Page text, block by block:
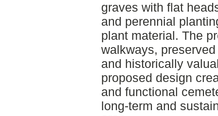
graves with flat
and perennial
plant material. The
walkways,
and historically
proposed design
and functional
long-term and